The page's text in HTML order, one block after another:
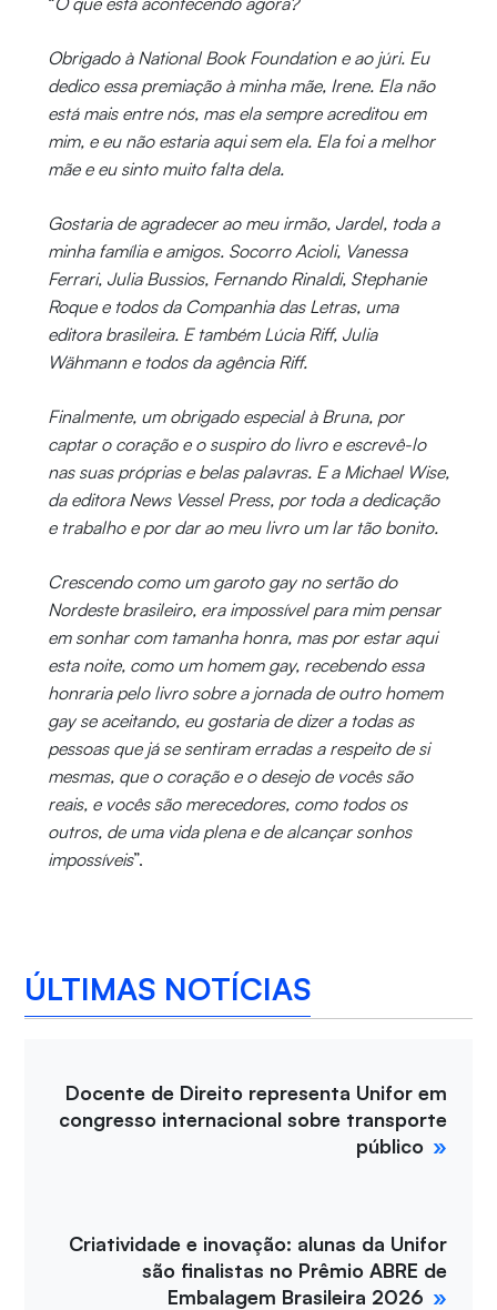
Obrigado à National Book Foundation e ao júri. Eu
dedico essa premiação à minha mãe, Irene. Ela não
está mais entre nós, mas ela sempre acreditou em
mim, e eu não estaria aqui sem ela. Ela foi a melhor
mãe e eu sinto muito falta dela.
Gostaria de agradecer ao meu irmão, Jardel, toda a
minha família e amigos. Socorro Acioli, Vanessa
Ferrari, Julia Bussios, Fernando Rinaldi, Stephanie
Roque e todos da Companhia das Letras, uma
editora brasileira. E também Lúcia Riff, Julia
Wähmann e todos da agência Riff.
Finalmente, um obrigado especial à Bruna, por
captar o coração e o suspiro do livro e escrevê-lo
nas suas próprias e belas palavras. E a Michael Wise,
da editora News Vessel Press, por toda a dedicação
e trabalho e por dar ao meu livro um lar tão bonito.
Crescendo como um garoto gay no sertão do
Nordeste brasileiro, era impossível para mim pensar
em sonhar com tamanha honra, mas por estar aqui
esta noite, como um homem gay, recebendo essa
honraria pelo livro sobre a jornada de outro homem
gay se aceitando, eu gostaria de dizer a todas as
pessoas que já se sentiram erradas a respeito de si
mesmas, que o coração e o desejo de vocês são
reais, e vocês são merecedores, como todos os
outros, de uma vida plena e de alcançar sonhos
impossíveis”.
ÚLTIMAS NOTÍCIAS
Docente de Direito representa Unifor em
congresso internacional sobre transporte
público
Criatividade e inovação: alunas da Unifor
são finalistas no Prêmio ABRE de
Embalagem Brasileira 2026